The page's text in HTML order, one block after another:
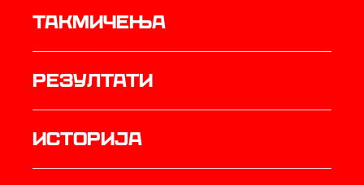
Такмичења
резултати
историја